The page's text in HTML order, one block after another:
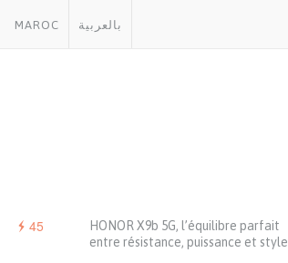
MAROC بالعربية
45
HONOR X9b 5G, l’équilibre parfait
entre résistance, puissance et style